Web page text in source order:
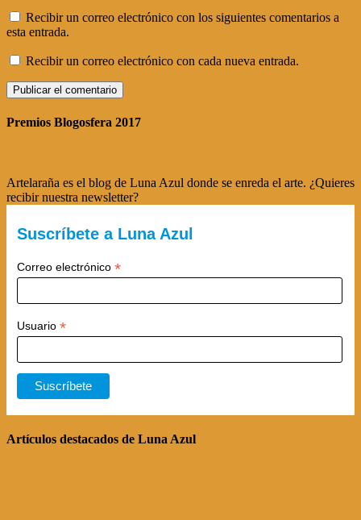
Recibir un correo electrónico con los siguientes comentarios a
esta entrada.
Recibir un correo electrónico con cada nueva entrada.
Premios Blogosfera 2017
Artelaraña es el blog de Luna Azul donde se enreda el arte. ¿Quieres
recibir nuestra newsletter?
Suscríbete a Luna Azul
Correo electrónico *
Usuario *
Artículos destacados de Luna Azul